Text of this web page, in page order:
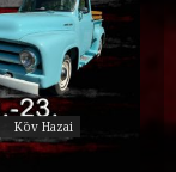
Köv Hazai